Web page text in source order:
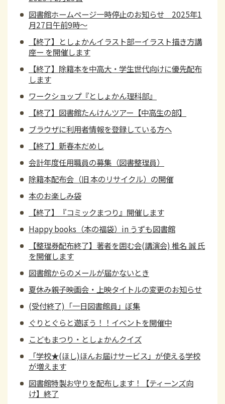
図書館ホームページ一時停止のお知らせ 2025年1
月27日午前9時～
【終了】としょかんイラスト部ーイラスト描き方講
座ー を開催します
【終了】除籍本を中高大・学生世代向けに優先配布
します
ワークショップ『としょかん理科部』
【終了】図書館たんけんツアー【中高生の部】
ブラウザに利用者情報を登録している方へ
【終了】新春本だめし
会計年度任用職員の募集（図書整理員）
除籍本配布会（旧 本のリサイクル）の開催
本のお楽しみ袋
【終了】『コミックまつり』開催します
Happy books（本の福袋）in うずも図書館
【整理券配布終了】著者を囲む会(講演会) 椎名 誠 氏
を開催します
図書館からのメールが届かないとき
夏休み親子映画会・上映タイトルの変更のお知らせ
(受付終了)「一日図書館員」ぼ集
ぐりとぐらと遊ぼう！！イベントを開催中
こどもまつり・としょかんクイズ
「学校★(ほし)ほんお届けサービス」が使える学校
が増えます
図書館特製お守りを配布します！【ティーンズ向
け】終了